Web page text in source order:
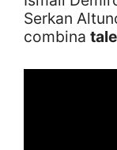
Serkan
combina